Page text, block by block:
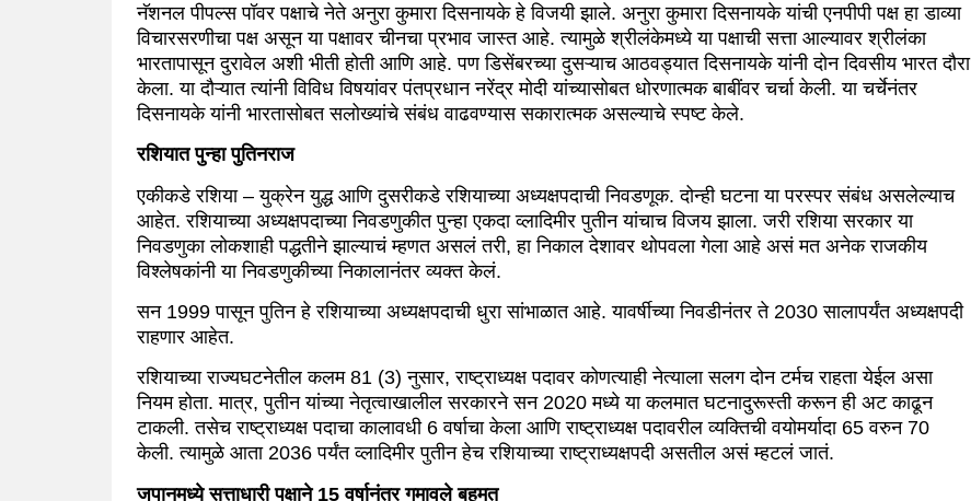
नॅशनल पीपल्स पॉवर पक्षाचे नेते अनुरा कुमारा दिसनायके हे विजयी झाले. अनुरा कुमारा दिसनायके यांची एनपीपी पक्ष हा डाव्या
विचारसरणीचा पक्ष असून या पक्षावर चीनचा प्रभाव जास्त आहे. त्यामुळे श्रीलंकेमध्ये या पक्षाची सत्ता आल्यावर श्रीलंका
भारतापासून दुरावेल अशी भीती होती आणि आहे. पण डिसेंबरच्या दुसऱ्याच आठवड्यात दिसनायके यांनी दोन दिवसीय भारत दौरा
केला. या दौऱ्यात त्यांनी विविध विषयांवर पंतप्रधान नरेंद्र मोदी यांच्यासोबत धोरणात्मक बाबींवर चर्चा केली. या चर्चेनंतर
दिसनायके यांनी भारतासोबत सलोख्यांचे संबंध वाढवण्यास सकारात्मक असल्याचे स्पष्ट केले.
रशियात पुन्हा पुतिनराज
एकीकडे रशिया – युक्रेन युद्ध आणि दुसरीकडे रशियाच्या अध्यक्षपदाची निवडणूक. दोन्ही घटना या परस्पर संबंध असलेल्याच
आहेत. रशियाच्या अध्यक्षपदाच्या निवडणुकीत पुन्हा एकदा व्लादिमीर पुतीन यांचाच विजय झाला. जरी रशिया सरकार या
निवडणुका लोकशाही पद्धतीने झाल्याचं म्हणत असलं तरी, हा निकाल देशावर थोपवला गेला आहे असं मत अनेक राजकीय
विश्लेषकांनी या निवडणुकीच्या निकालानंतर व्यक्त केलं.
सन 1999 पासून पुतिन हे रशियाच्या अध्यक्षपदाची धुरा सांभाळात आहे. यावर्षीच्या निवडीनंतर ते 2030 सालापर्यंत अध्यक्षपदी
राहणार आहेत.
रशियाच्या राज्यघटनेतील कलम 81 (3) नुसार, राष्ट्राध्यक्ष पदावर कोणत्याही नेत्याला सलग दोन टर्मच राहता येईल असा
नियम होता. मात्र, पुतीन यांच्या नेतृत्वाखालील सरकारने सन 2020 मध्ये या कलमात घटनादुरूस्ती करून ही अट काढून
टाकली. तसेच राष्ट्राध्यक्ष पदाचा कालावधी 6 वर्षाचा केला आणि राष्ट्राध्यक्ष पदावरील व्यक्तिची वयोमर्यादा 65 वरुन 70
केली. त्यामुळे आता 2036 पर्यंत व्लादिमीर पुतीन हेच रशियाच्या राष्ट्राध्यक्षपदी असतील असं म्हटलं जातं.
जपानमध्ये सत्ताधारी पक्षाने 15 वर्षानंतर गमावले बहुमत